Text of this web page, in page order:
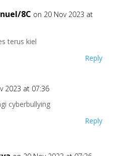
8C on 20 Nov 2023 at
terus kiel
Reply
2023 at 07:36
cyberbullying
Reply